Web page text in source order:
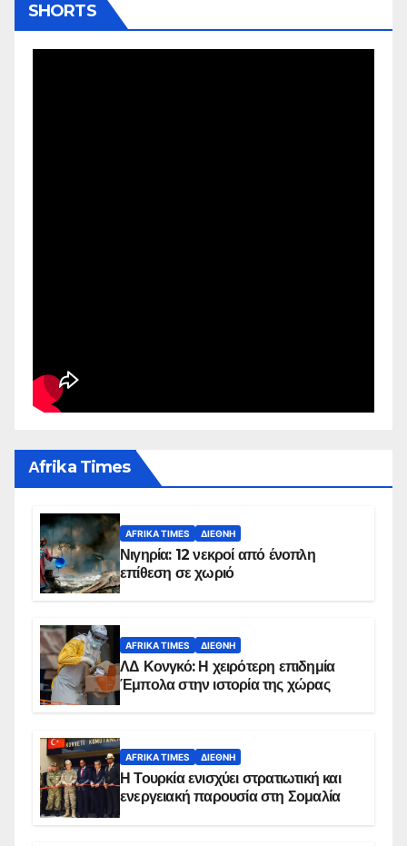
SHORTS
Αfrika Times
AFRIKA TIMES ΔΙΕΘΝΉ
Νιγηρία: 12 νεκροί από ένοπλη
επίθεση σε χωριό
AFRIKA TIMES ΔΙΕΘΝΉ
ΛΔ Κονγκό: Η χειρότερη επιδημία
Έμπολα στην ιστορία της χώρας
AFRIKA TIMES ΔΙΕΘΝΉ
Η Τουρκία ενισχύει στρατιωτική και
ενεργειακή παρουσία στη Σομαλία